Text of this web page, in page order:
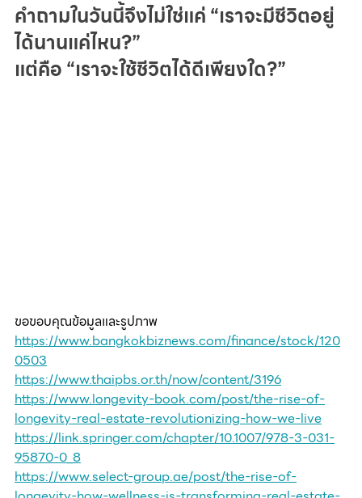
คำถามในวันนี้จึงไม่ใช่แค่ “เราจะมีชีวิตอยู่
ได้นานแค่ไหน?”
แต่คือ “เราจะใช้ชีวิตได้ดีเพียงใด?”
ขอขอบคุณข้อมูลและรูปภาพ
https://www.bangkokbiznews.com/finance/stock/120
0503
https://www.thaipbs.or.th/now/content/3196
https://www.longevity-book.com/post/the-rise-of-
longevity-real-estate-revolutionizing-how-we-live
https://link.springer.com/chapter/10.1007/978-3-031-
95870-0_8
https://www.select-group.ae/post/the-rise-of-